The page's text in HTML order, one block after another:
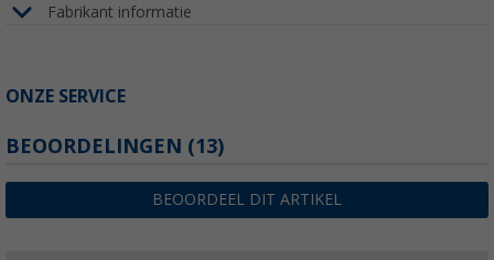
Fabrikant informatie
ONZE SERVICE
BEOORDELINGEN (13)
BEOORDEEL DIT ARTIKEL